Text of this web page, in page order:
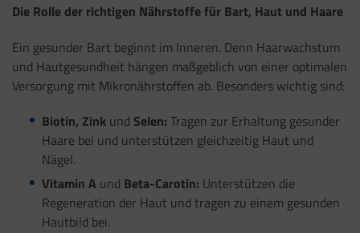
Die Rolle der richtigen Nährstoffe für Bart, Haut und Haare
Ein gesunder Bart beginnt im Inneren. Denn Haarwachstum
und Hautgesundheit hängen maßgeblich von einer optimalen
Versorgung mit Mikronährstoffen ab. Besonders wichtig sind:
Biotin, Zinkund Selen: Tragen zur Erhaltung gesunder
Haare bei und unterstützen gleichzeitig Haut und
Nägel.
Vitamin A und Beta-Carotin: Unterstützen die
Regeneration der Haut und tragen zu einem gesunden
Hautbild bei.